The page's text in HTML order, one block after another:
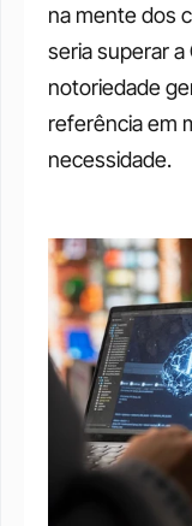
na mente dos
seria superar
notoriedade
referência em
necessidade.